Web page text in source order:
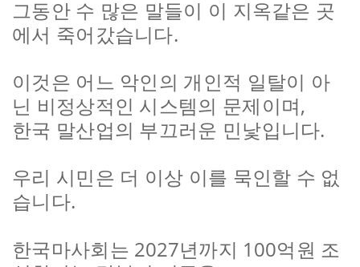
그동안 수 많은 말들이 이 지옥같은 곳
에서 죽어갔습니다.
이것은 어느 악인의 개인적 일탈이 아
닌 비정상적인 시스템의 문제이며 ,
한국 말산업의 부끄러운 민낯입니다.
우리 시민은 더 이상 이를 묵인할 수 없
습니다.
한국마사회는 2027년까지 100억원 조